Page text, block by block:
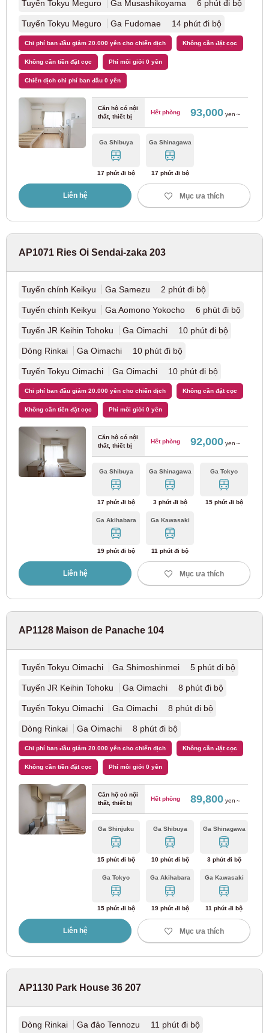
Tuyến Tokyu Meguro Ga Musashikoyama 6 phút đi bộ
Tuyến Tokyu Meguro Ga Fudomae 14 phút đi bộ
Chi phí ban đầu giảm 20.000 yên cho chiến dịch Không cần đặt cọc
Không cần tiền đặt cọc Phí môi giới 0 yên
Chiến dịch chi phí ban đầu 0 yên
Căn hộ có nội
thất, thiết bị
Hết phòng 93,000yen～
Ga Shibuya
17 phút đi bộ
Ga Shinagawa
17 phút đi bộ
Liên hệ Mục ưa thích
AP1071 Ries Oi Sendai-zaka 203
Tuyến chính Keikyu Ga Samezu 2 phút đi bộ
Tuyến chính Keikyu Ga Aomono Yokocho 6 phút đi bộ
Tuyến JR Keihin Tohoku Ga Oimachi 10 phút đi bộ
Dòng Rinkai Ga Oimachi 10 phút đi bộ
Tuyến Tokyu Oimachi Ga Oimachi 10 phút đi bộ
Chi phí ban đầu giảm 20.000 yên cho chiến dịch Không cần đặt cọc
Không cần tiền đặt cọc Phí môi giới 0 yên
Căn hộ có nội
thất, thiết bị
Hết phòng 92,000yen～
Ga Shibuya
17 phút đi bộ
Ga Shinagawa
3 phút đi bộ
Ga Tokyo
15 phút đi bộ
Ga Akihabara
19 phút đi bộ
Ga Kawasaki
11 phút đi bộ
Liên hệ Mục ưa thích
AP1128 Maison de Panache 104
Tuyến Tokyu Oimachi Ga Shimoshinmei 5 phút đi bộ
Tuyến JR Keihin Tohoku Ga Oimachi 8 phút đi bộ
Tuyến Tokyu Oimachi Ga Oimachi 8 phút đi bộ
Dòng Rinkai Ga Oimachi 8 phút đi bộ
Chi phí ban đầu giảm 20.000 yên cho chiến dịch Không cần đặt cọc
Không cần tiền đặt cọc Phí môi giới 0 yên
Căn hộ có nội
thất, thiết bị
Hết phòng 89,800yen～
Ga Shinjuku
15 phút đi bộ
Ga Shibuya
10 phút đi bộ
Ga Shinagawa
3 phút đi bộ
Ga Tokyo
15 phút đi bộ
Ga Akihabara
19 phút đi bộ
Ga Kawasaki
11 phút đi bộ
Liên hệ Mục ưa thích
AP1130 Park House 36 207
Dòng Rinkai Ga đảo Tennozu 11 phút đi bộ
Tuyến Nishitetsu Kaizuka
Hokkaido
Tuyến JR Chitose (1)
(1)
Cục Giao thông Thành phố Sapporo
Tuyến Toho của hệ thống tàu điện ngầm thành phố